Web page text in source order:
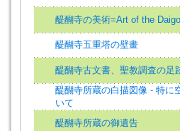
醍醐寺の美術=Art of the
醍醐寺五重塔の壁畫
醍醐寺古文書、聖教調査の足
醍醐寺所蔵の白描図像 - 特に
いて
醍醐寺所蔵の御遺告